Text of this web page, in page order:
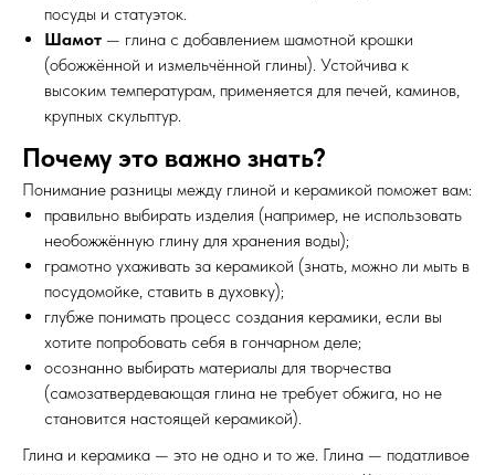
посуды и статуэток.
Шамот — глина с добавлением шамотной крошки
(обожжённой и измельчённой глины). Устойчива к
высоким температурам, применяется для печей, каминов,
крупных скульптур.
Почему это важно знать?
Понимание разницы между глиной и керамикой поможет вам:
правильно выбирать изделия (например, не использовать
необожжённую глину для хранения воды);
грамотно ухаживать за керамикой (знать, можно ли мыть в
посудомойке, ставить в духовку);
глубже понимать процесс создания керамики, если вы
хотите попробовать себя в гончарном деле;
осознанно выбирать материалы для творчества
(самозатвердевающая глина не требует обжига, но не
становится настоящей керамикой).
Глина и керамика — это не одно и то же. Глина — податливое